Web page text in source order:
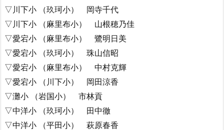
▽川下小 （玖珂小） 岡寺千代
▽川下小 （麻里布小） 山根穂乃佳
▽愛宕小 （麻里布小） 鷺明日美
▽愛宕小 （玖珂小） 珠山信昭
▽愛宕小 （麻里布小） 中村克輝
▽愛宕小 （川下小） 岡田涼香
▽灘小 （岩国小） 市林貢
▽中洋小 （玖珂小） 田中徹
▽中洋小 （平田小） 萩原春香